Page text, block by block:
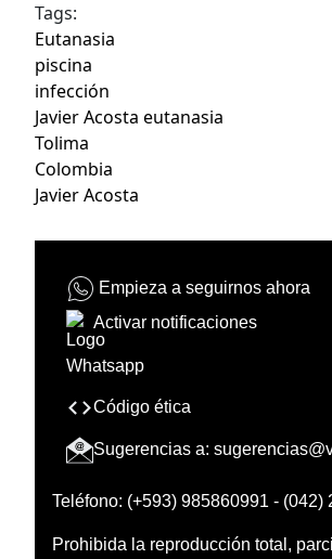
Tags:
Eutanasia
piscina
infección
Javier Acosta eutanasia
Tolima
Colombia
Javier Acosta
Empieza a seguirnos ahora
Activar notificaciones
Código ética
Sugerencias a:
Teléfono: (+593) 985860991 -
Prohibida la reproducción total,